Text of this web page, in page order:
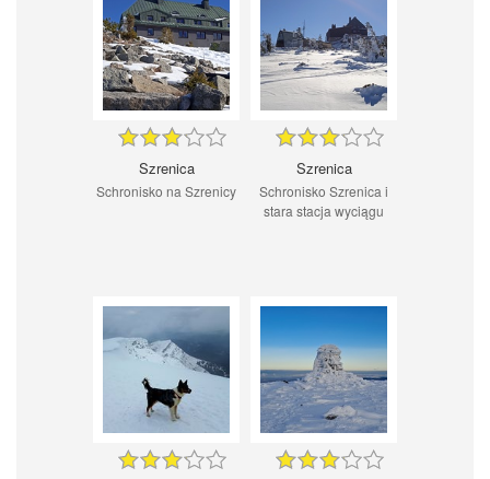
Szrenica
Schronisko na Szrenicy
Szrenica
Schronisko Szrenica i
stara stacja wyciągu